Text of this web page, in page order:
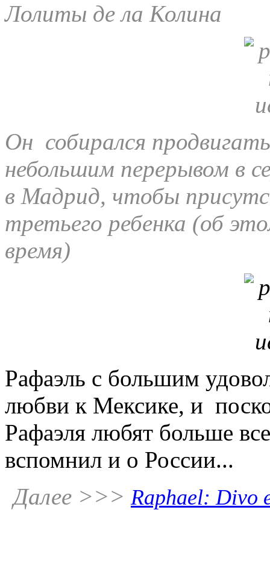
Лолиты де ла Колина
Он собирался
небольшим перерывом в
в Мадрид, чтобы
третьего ребенка (об
время)
Рафаэль с большим
любви к Мексике, и
Рафаэля любят больше
вспомнил и о России...
Далее >>> Raphael: Divo